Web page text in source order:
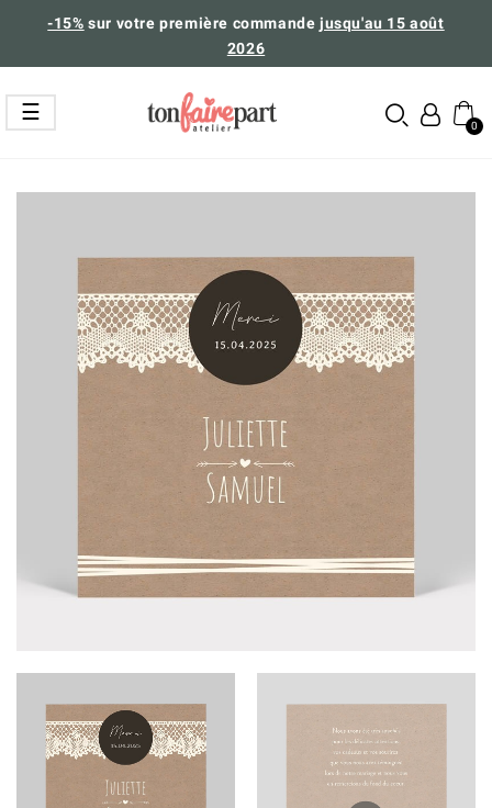
-15% sur votre première commandejusqu'au 15 août
2026
Basculer
la
navigation
☰